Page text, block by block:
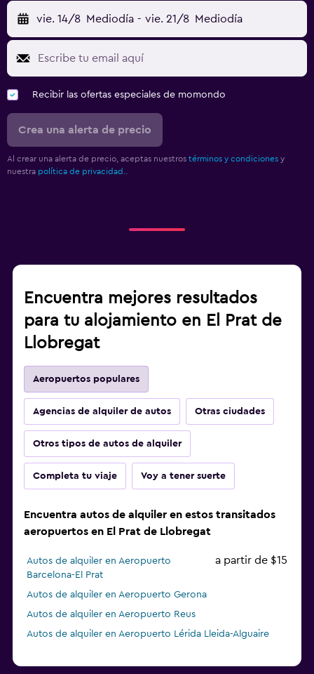
vie. 14/8 Mediodía - vie. 21/8 Mediodía
Recibir las ofertas especiales de momondo
Crea una alerta de precio
Al crear una alerta de precio, aceptas nuestros términos y condiciones y
nuestra política de privacidad.
Encuentra mejores resultados
para tu alojamiento en El Prat de
Llobregat
Aeropuertos populares
Agencias de alquiler de autos Otras ciudades
Otros tipos de autos de alquiler
Completa tu viaje Voy a tener suerte
Encuentra autos de alquiler en estos transitados
aeropuertos en El Prat de Llobregat
Autos de alquiler en Aeropuerto
Barcelona-El Prat
a partir de $15
Autos de alquiler en Aeropuerto Gerona
Autos de alquiler en Aeropuerto Reus
Autos de alquiler en Aeropuerto Lérida Lleida-Alguaire